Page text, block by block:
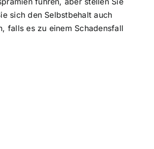
sich den Selbstbehalt auch
falls es zu einem Schadensfall